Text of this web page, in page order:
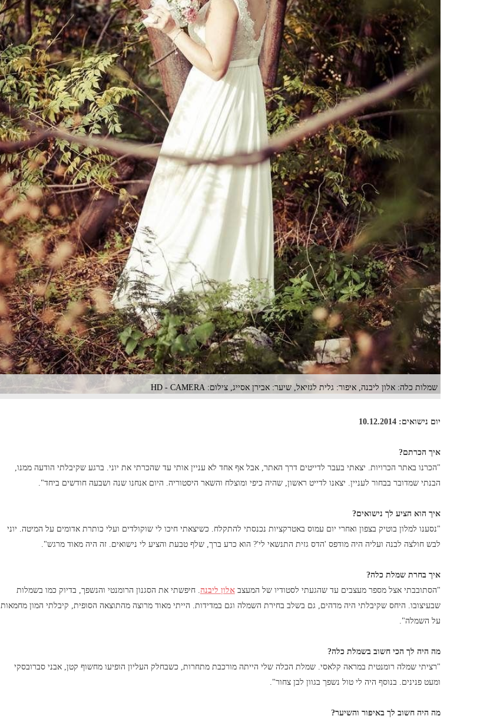
שמלות כלה: אלון ליבנה, איפור: גלית לגזיאל, שיער: אבירן אסייג, צילום: HD - CAMERA
יום נישואים: 10.12.2014
איך הכרתם?
"הכרנו באתר הכרויות. יצאתי בעבר לדייטים דרך האתר, אבל אף אחד לא עניין אותי עד שהכרתי את יוני. ברגע שקיבלתי הודעה ממנו,
הבנתי שמדובר בבחור לעניין. יצאנו לדייט ראשון, שהיה כיפי ומוצלח והשאר היסטוריה. היום אנחנו שנה ושבעה חודשים ביחד".
איך הוא הציע לך נישואים?
"נסענו למלון בוטיק בצפון ואחרי יום עמוס באטרקציות נכנסתי להתקלח. כשיצאתי חיכו לי שוקולדים ועלי כותרת אדומים על המיטה. יוני
לבש חולצה לבנה ועליה היה מודפס 'הדס גזית התנשאי לי'? הוא כרע ברך, שלף טבעת והציע לי נישואים. זה היה מאוד מרגש".
איך בחרת שמלת כלה?
"הסתובבתי אצל מספר מעצבים עד שהגעתי לסטודיו של המעצבאלון ליבנה. חיפשתי את הסגנון הרומנטי והנשפך, בדיוק כמו בשמלות
שבעיצובו. היחס שקיבלתי היה מדהים, גם בשלב בחירת השמלה וגם במדידות. הייתי מאוד מרוצה מהתוצאה הסופית, קיבלתי המון מחמאות
על השמלה".
מה היה לך הכי חשוב בשמלת כלה?
"רציתי שמלה רומנטית במראה קלאסי. שמלת הכלה שלי הייתה מורכבת מתחרות, כשבחלק העליון הופיעו מחשוף קטן, אבני סברובסקי
ומעט פנינים. בנוסף היה לי טול נשפך בגוון לבן צחור".
מה היה חשוב לך באיפור והשיער?